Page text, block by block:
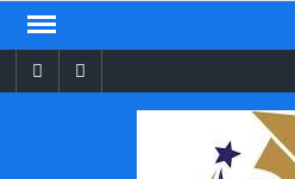
Skip
contentFacebook